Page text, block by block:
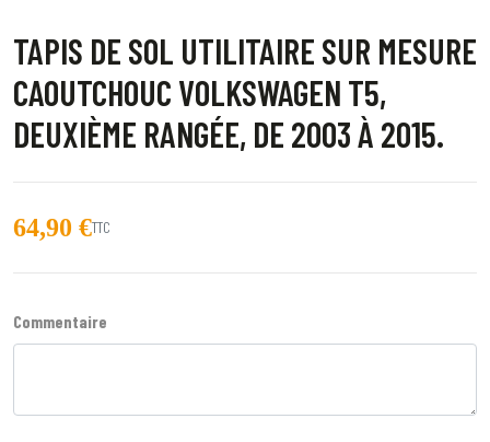
TAPIS DE SOL UTILITAIRE SUR MESURE
CAOUTCHOUC VOLKSWAGEN T5,
DEUXIÈME RANGÉE, DE 2003 À 2015.
64,90 €TTC
Commentaire